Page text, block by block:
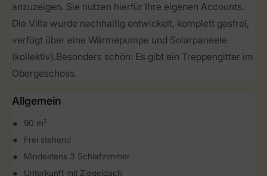
anzuzeigen. Sie nutzen hierfür Ihre eigenen Accounts.
Die Villa wurde nachhaltig entwickelt, komplett gasfrei,
verfügt über eine Wärmepumpe und Solarpaneele
(kollektiv).Besonders schön: Es gibt ein Treppengitter im
Obergeschoss.
Allgemein
90 m²
Frei stehend
Mindestens 3 Schlafzimmer
Unterkunft mit Ziegeldach